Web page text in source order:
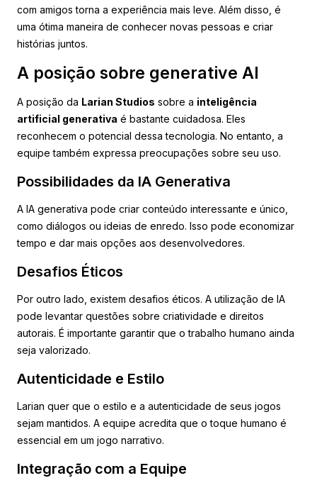
com amigos torna a experiência mais leve. Além disso, é
uma ótima maneira de conhecer novas pessoas e criar
histórias juntos.
A posição sobre generative AI
A posição da Larian Studios sobre a inteligência
artificial generativa é bastante cuidadosa. Eles
reconhecem o potencial dessa tecnologia. No entanto, a
equipe também expressa preocupações sobre seu uso.
Possibilidades da IA Generativa
A IA generativa pode criar conteúdo interessante e único,
como diálogos ou ideias de enredo. Isso pode economizar
tempo e dar mais opções aos desenvolvedores.
Desafios Éticos
Por outro lado, existem desafios éticos. A utilização de IA
pode levantar questões sobre criatividade e direitos
autorais. É importante garantir que o trabalho humano ainda
seja valorizado.
Autenticidade e Estilo
Larian quer que o estilo e a autenticidade de seus jogos
sejam mantidos. A equipe acredita que o toque humano é
essencial em um jogo narrativo.
Integração com a Equipe